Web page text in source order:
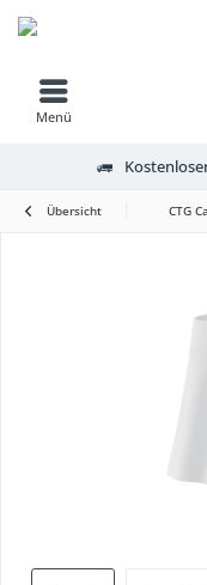
Menü
Übersicht CTG